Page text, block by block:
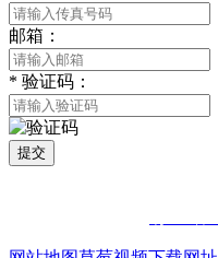
邮箱：
* 验证码：
提交